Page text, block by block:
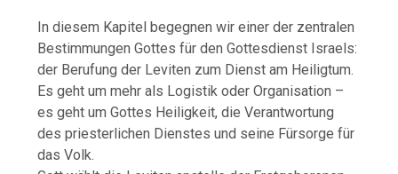
In diesem Kapitel begegnen wir einer der zentralen
Bestimmungen Gottes für den Gottesdienst Israels:
der Berufung der Leviten zum Dienst am Heiligtum.
Es geht um mehr als Logistik oder Organisation –
es geht um Gottes Heiligkeit, die Verantwortung
des priesterlichen Dienstes und seine Fürsorge für
das Volk.